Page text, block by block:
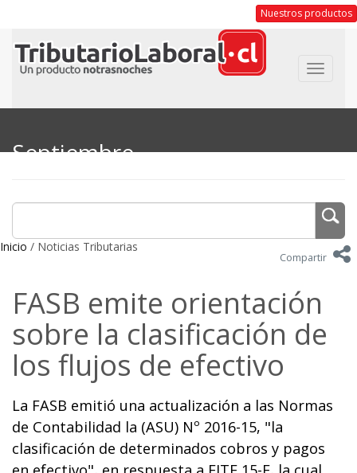
Nuestros productos
Toggle
Septiembre
Inicio / Noticias Tributarias
Compartir
FASB emite orientación
sobre la clasificación de
los flujos de efectivo
La FASB emitió una actualización a las Normas
de Contabilidad la (ASU) Nº 2016-15, "la
clasificación de determinados cobros y pagos